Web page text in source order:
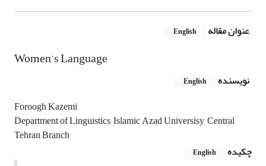
عنوان مقاله English
Women’s Language
نویسنده English
Foroogh Kazemi
Department of Linguistics, Islamic Azad Universisy, Central
Tehran Branch
چکیده
English